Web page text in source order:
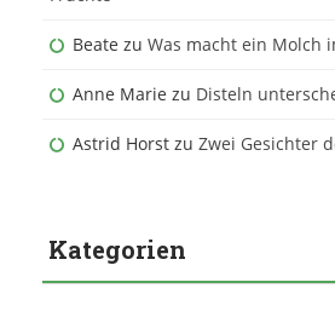
Beate zu Was macht ein Molch
Anne Marie zu Disteln
Astrid Horst zu Zwei Gesichter
Kategorien